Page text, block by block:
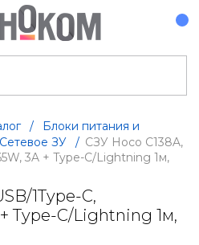
/
Блоки питания и
Сетевое ЗУ / СЗУ Hoco C138A,
3A + Type-C/Lightning 1м,
1Type-C,
Type-C/Lightning 1м,